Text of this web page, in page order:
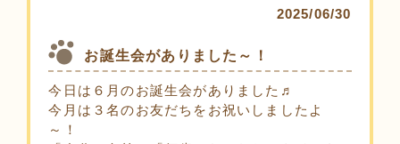
2025/06/30
お誕生会がありました～！
今日は６月のお誕生会がありました♬
今月は３名のお友だちをお祝いしましたよ
～！